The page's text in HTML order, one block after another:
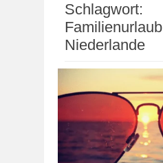
Schlagwort:
Familienurlaub
Niederlande